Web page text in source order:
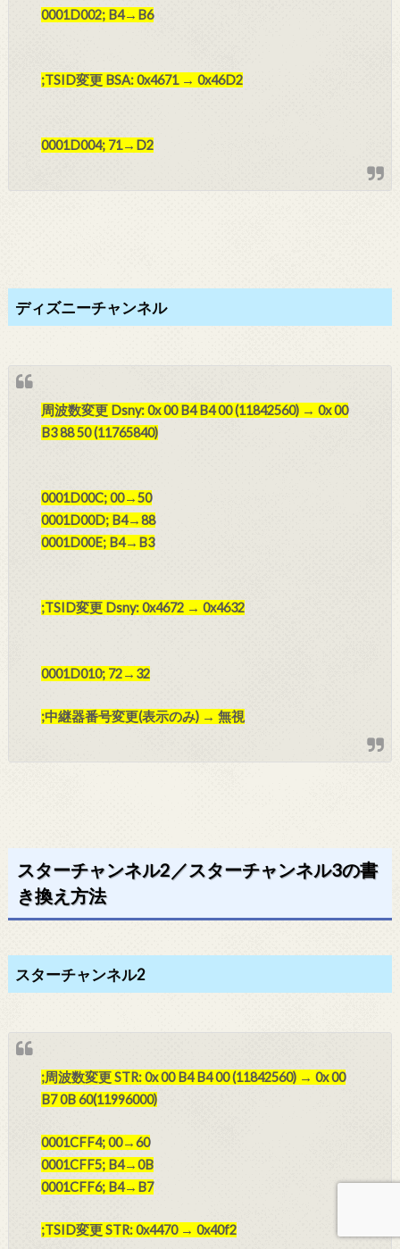
0001D002; B4→B6
;TSID変更 BSA: 0x4671 → 0x46D2
0001D004; 71→D2
ディズニーチャンネル
周波数変更 Dsny: 0x 00 B4 B4 00 (11842560) → 0x 00
B3 88 50 (11765840)
0001D00C; 00→50
0001D00D; B4→88
0001D00E; B4→B3
;TSID変更 Dsny: 0x4672 → 0x4632
0001D010; 72→32
;中継器番号変更(表示のみ) → 無視
スターチャンネル2／スターチャンネル3の書
き換え方法
スターチャンネル2
;周波数変更 STR: 0x 00 B4 B4 00 (11842560) → 0x 00
B7 0B 60(11996000)
0001CFF4; 00→60
0001CFF5; B4→0B
0001CFF6; B4→B7
;TSID変更 STR: 0x4470 → 0x40f2